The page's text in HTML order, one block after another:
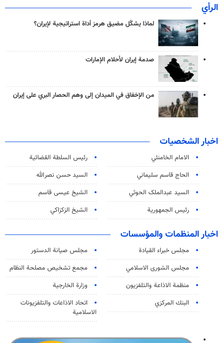
الرأي
لماذا يشكّل مضيق هرمز أداة استراتيجية لإيران؟
صدمة إيران لأحلام الإمارات
من الإخفاق في الميدان إلى وهم الحصار البري على إيران
اخبار الشخصيات
الامام الخامنئي
رئیس السلطة القضائیة
الحاج قاسم سليماني
السيد حسن نصرالله
السید عبدالملک الحوثي
الشيخ عيسى قاسم
رئيس الجمهورية
الشيخ الزكزاكي
اخبار المنظمات والمؤسسات
مجلس خبراء القيادة
مجلس صيانة الدستور
مجلس الشورى الاسلامي
مجمع تشخيص مصلحة النظام
منظمة الاذاعة والتلفزیون
وزارة الخارجية
البنك المركزي
اتحاد الاذاعات والتلفزيونات
الاسلامية